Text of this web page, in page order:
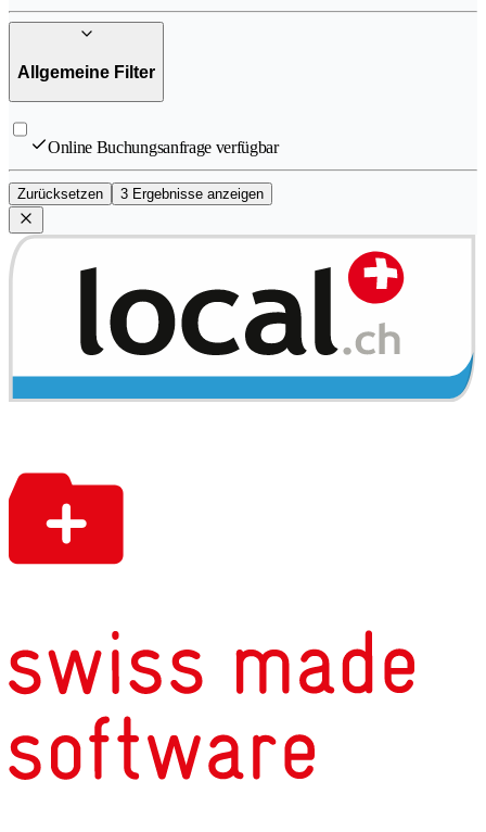
Allgemeine Filter
Online Buchungsanfrage verfügbar
Zurücksetzen 3 Ergebnisse anzeigen